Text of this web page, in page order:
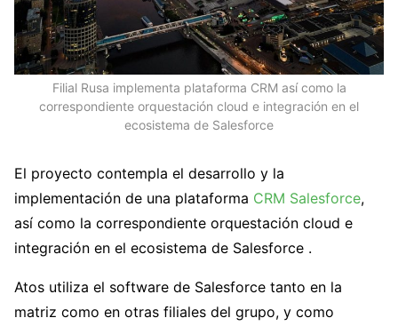
Filial Rusa implementa plataforma CRM así como la
correspondiente orquestación cloud e integración en el
ecosistema de Salesforce
El proyecto contempla el desarrollo y la
implementación de una plataforma CRM Salesforce,
así como la correspondiente orquestación cloud e
integración en el ecosistema de Salesforce .
Atos utiliza el software de Salesforce tanto en la
matriz como en otras filiales del grupo, y como